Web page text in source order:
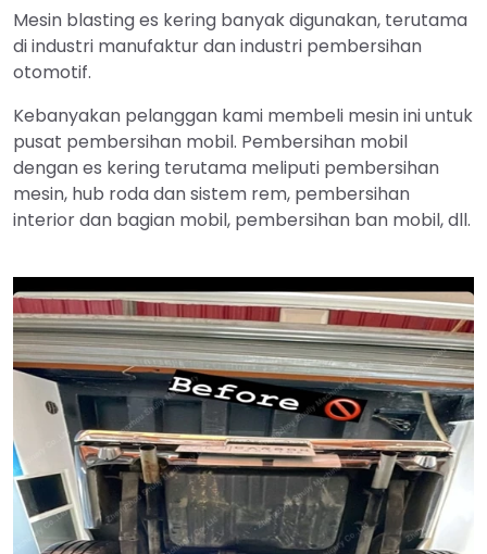
Mesin blasting es kering banyak digunakan, terutama
di industri manufaktur dan industri pembersihan
otomotif.
Kebanyakan pelanggan kami membeli mesin ini untuk
pusat pembersihan mobil. Pembersihan mobil
dengan es kering terutama meliputi pembersihan
mesin, hub roda dan sistem rem, pembersihan
interior dan bagian mobil, pembersihan ban mobil, dll.